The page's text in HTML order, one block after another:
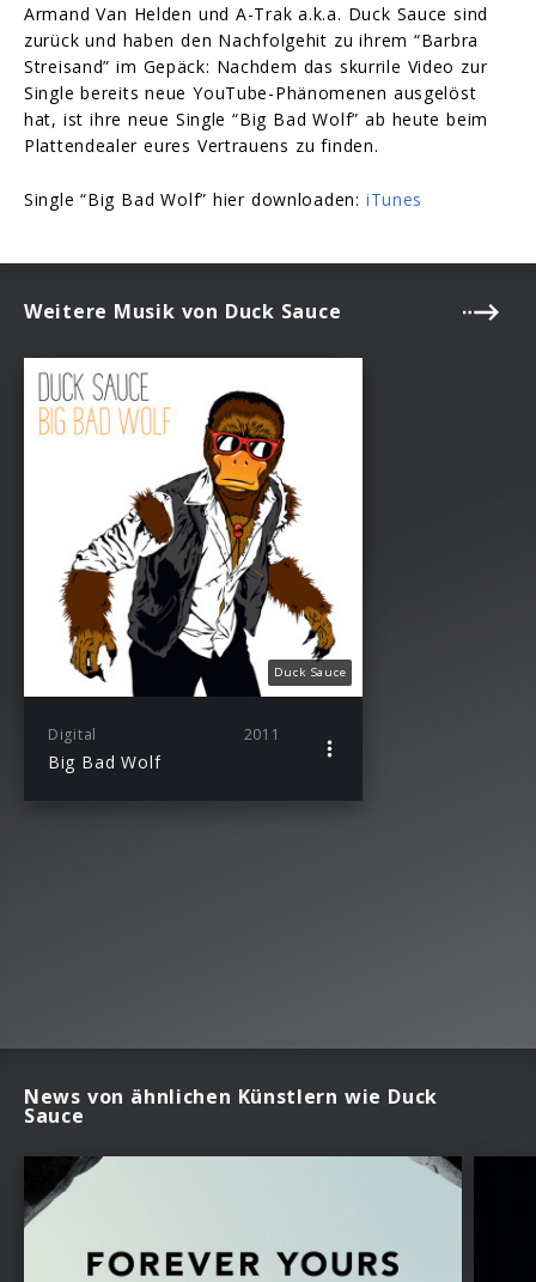
Armand Van Helden und A-Trak a.k.a. Duck Sauce sind
zurück und haben den Nachfolgehit zu ihrem “Barbra
Streisand” im Gepäck: Nachdem das skurrile Video zur
Single bereits neue YouTube-Phänomenen ausgelöst
hat, ist ihre neue Single “Big Bad Wolf” ab heute beim
Plattendealer eures Vertrauens zu finden.
Single “Big Bad Wolf” hier downloaden: iTunes
Weitere Musik von Duck Sauce
Duck Sauce
Digital 2011
Big Bad Wolf
News von ähnlichen Künstlern wie Duck
Sauce